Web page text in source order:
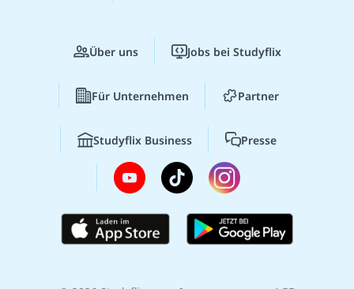
Über uns Jobs bei Studyflix
Für Unternehmen Partner
Studyflix Business Presse